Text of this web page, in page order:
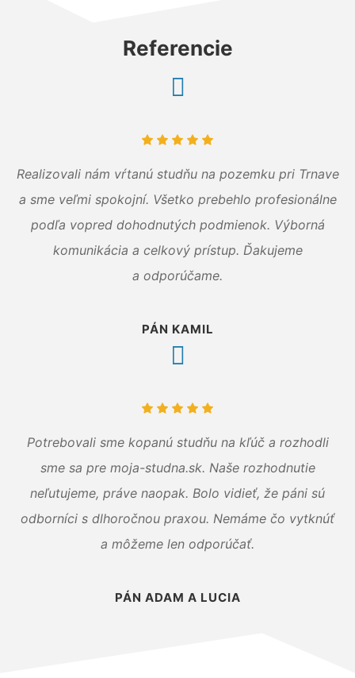
Referencie
Realizovali nám vŕtanú studňu na pozemku pri Trnave
a sme veľmi spokojní. Všetko prebehlo profesionálne
podľa vopred dohodnutých podmienok. Výborná
komunikácia a celkový prístup. Ďakujeme
a odporúčame.
PÁN KAMIL
Potrebovali sme kopanú studňu na kľúč a rozhodli
sme sa pre moja-studna.sk. Naše rozhodnutie
neľutujeme, práve naopak. Bolo vidieť, že páni sú
odborníci s dlhoročnou praxou. Nemáme čo vytknúť
a môžeme len odporúčať.
PÁN ADAM A LUCIA